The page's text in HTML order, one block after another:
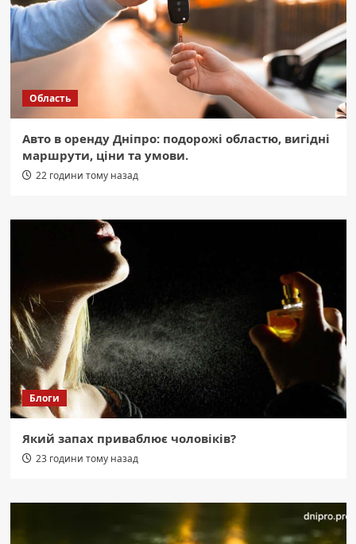
Область
Авто в оренду Дніпро: подорожі областю, вигідні
маршрути, ціни та умови.
22 години тому назад
Блоги
Який запах приваблює чоловіків?
23 години тому назад